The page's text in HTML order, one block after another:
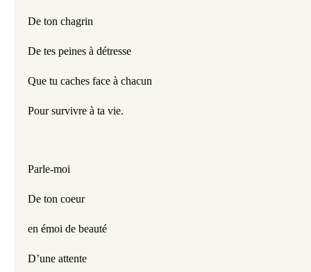
De ton chagrin
De tes peines à détresse
Que tu caches face à chacun
Pour survivre à ta vie.
Parle-moi
De ton coeur
en émoi de beauté
D’une attente